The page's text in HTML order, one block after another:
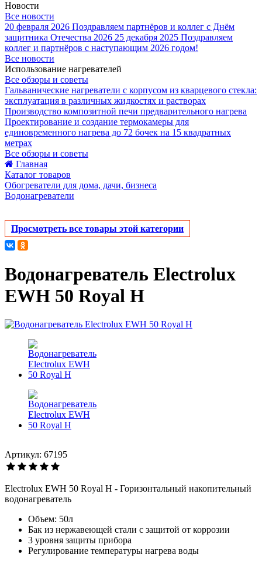
Новости
Все новости
20 февраля 2026 Поздравляем партнёров и коллег с Днём
защитника Отечества 2026 25 декабря 2025 Поздравляем
коллег и партнёров с наступающим 2026 годом!
Все новости
Использование нагревателей
Все обзоры и советы
Гальванические нагреватели с корпусом из кварцевого стекла:
эксплуатация в различных жидкостях и растворах
Производство композитной печи предварительного нагрева
Проектирование и создание термокамеры для
единовременного нагрева до 72 бочек на 15 квадратных
метрах
Все обзоры и советы
Главная
Каталог товаров
Обогреватели для дома, дачи, бизнеса
Водонагреватели
Просмотреть все товары этой категории
Водонагреватель Electrolux
EWH 50 Royal H
Артикул: 67195
Electrolux EWH 50 Royal H - Горизонтальный накопительный
водонагреватель
Объем: 50л
Бак из нержавеющей стали с защитой от коррозии
3 уровня защиты прибора
Регулирование температуры нагрева воды